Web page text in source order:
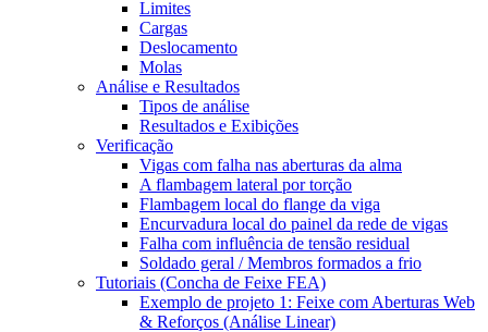
Limites
Cargas
Deslocamento
Molas
Análise e Resultados
Tipos de análise
Resultados e Exibições
Verificação
Vigas com falha nas aberturas da alma
A flambagem lateral por torção
Flambagem local do flange da viga
Encurvadura local do painel da rede de vigas
Falha com influência de tensão residual
Soldado geral / Membros formados a frio
Tutoriais (Concha de Feixe FEA)
Exemplo de projeto 1: Feixe com Aberturas Web
& Reforços (Análise Linear)